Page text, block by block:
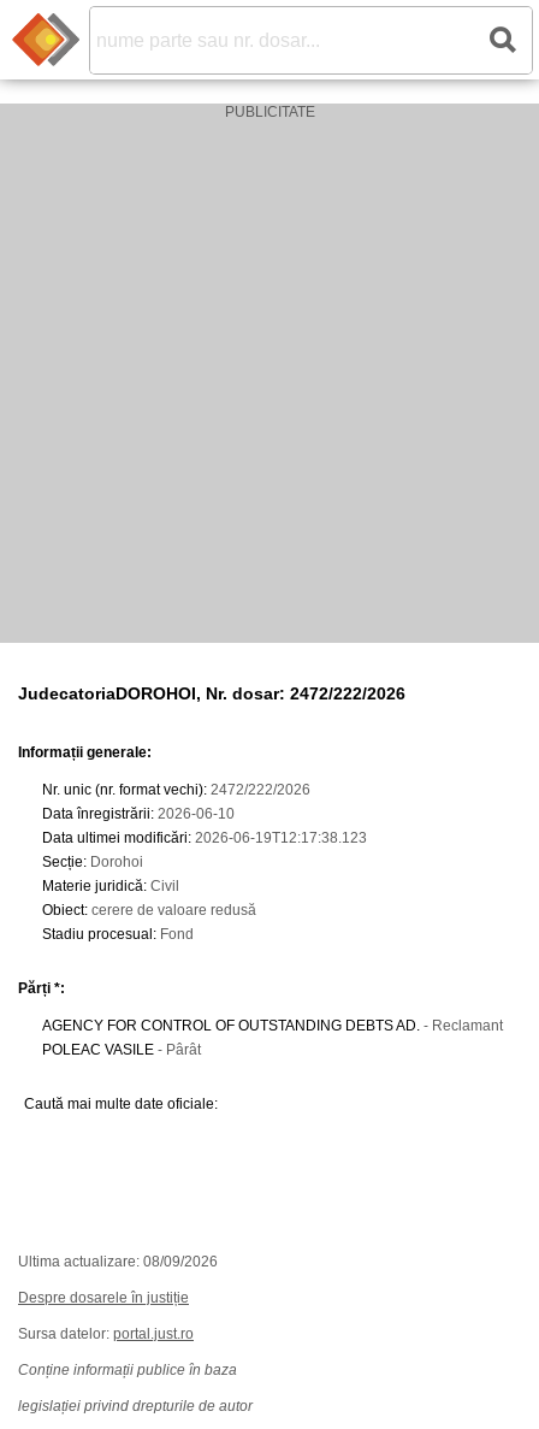
JudecatoriaDOROHOI, Nr. dosar: 2472/222/2026
Informații generale:
Nr. unic (nr. format vechi): 2472/222/2026
Data înregistrării: 2026-06-10
Data ultimei modificări: 2026-06-19T12:17:38.123
Secție: Dorohoi
Materie juridică: Civil
Obiect: cerere de valoare redusă
Stadiu procesual : Fond
Părți *:
AGENCY FOR CONTROL OF OUTSTANDING DEBTS AD. - Reclamant
POLEAC VASILE - Pârât
Caută mai multe date oficiale:
Ultima actualizare: 08/09/2026
Despre dosarele în justiție
Sursa datelor: portal.just.ro
Conține informații publice în baza
legislației privind drepturile de autor